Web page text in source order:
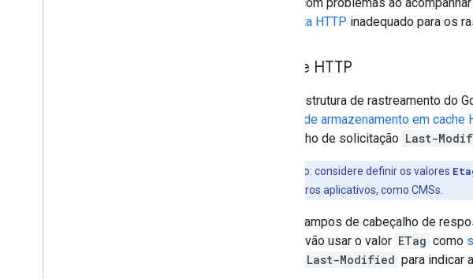
resposta HTTP inadequado para os
Cache HTTP
A infraestrutura de rastreamento do
padrão de armazenamento em cache
cabeçalho de solicitação Last-
Observação: considere definir os valores
usados por outros aplicativos, como CMSs.
Se os campos de cabeçalho de
Google vão usar o valor ETag como
Last-Modified para indicar